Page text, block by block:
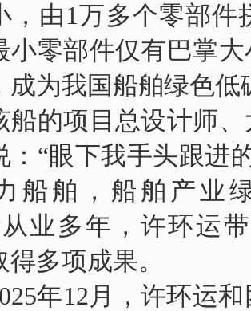
，由1万多个零部件
小零部件仅有巴掌
成为我国船舶绿色
项目总设计师、
：“眼下我手头跟进
船舶，船舶产业
业多年，许环运
多项成果。
年12月，许环运和